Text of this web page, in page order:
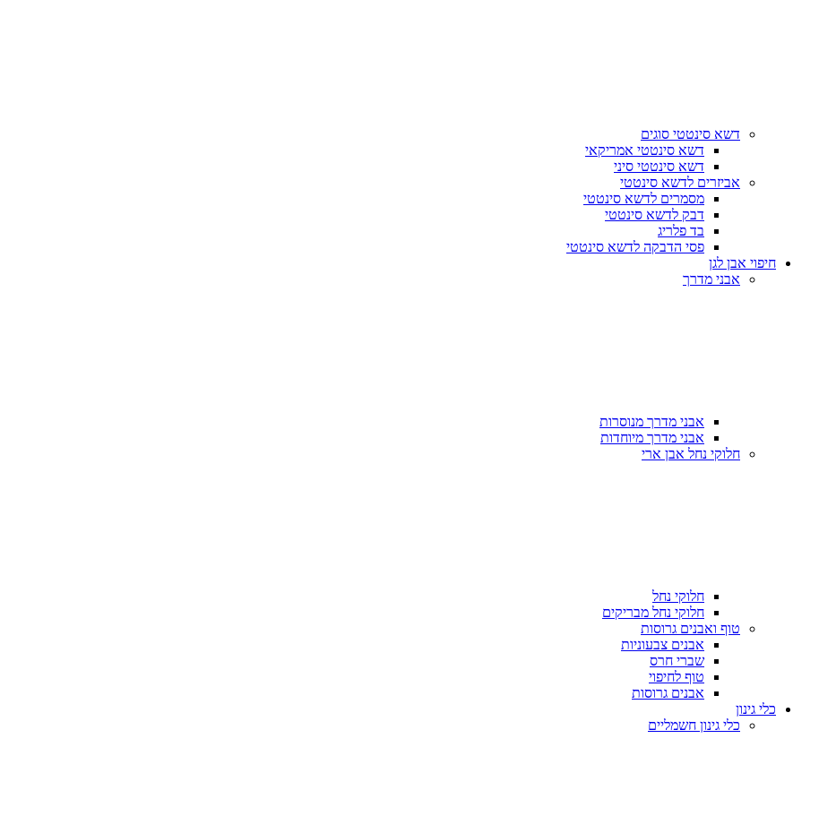
דשא סינטטי סוגים
דשא סינטטי אמריקאי
דשא סינטטי סיני
אביזרים לדשא סינטטי
מסמרים לדשא סינטטי
דבק לדשא סינטטי
בד פלריג
פסי הדבקה לדשא סינטטי
חיפוי אבן לגן
אבני מדרך
אבני מדרך מנוסרות
אבני מדרך מיוחדות
חלוקי נחל אבן ארי
חלוקי נחל
חלוקי נחל מבריקים
טוף ואבנים גרוסות
אבנים צבעוניות
שברי חרס
טוף לחיפוי
אבנים גרוסות
כלי גינון
כלי גינון חשמליים